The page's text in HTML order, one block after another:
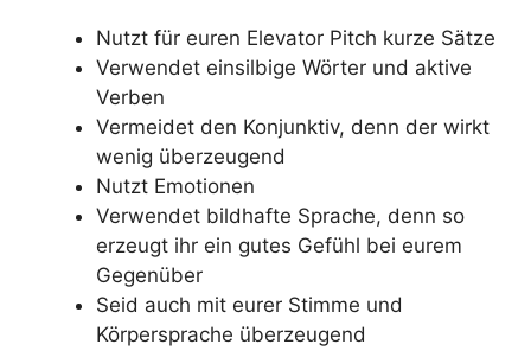
Nutzt für euren Elevator Pitch kurze Sätze
Verwendet einsilbige Wörter und aktive
Verben
Vermeidet den Konjunktiv, denn der wirkt
wenig überzeugend
Nutzt Emotionen
Verwendet bildhafte Sprache, denn so
erzeugt ihr ein gutes Gefühl bei eurem
Gegenüber
Seid auch mit eurer Stimme und
Körpersprache überzeugend